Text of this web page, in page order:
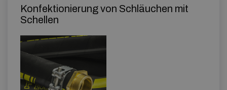
Konfektionierung von Schläuchen mit
Schellen